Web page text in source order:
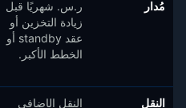
مُدار
ر.س.‏ شهريًا قبل
زيادة التخزين أو
عقد standby أو
الخطط الأكبر.
النقل
النقل الإضافي